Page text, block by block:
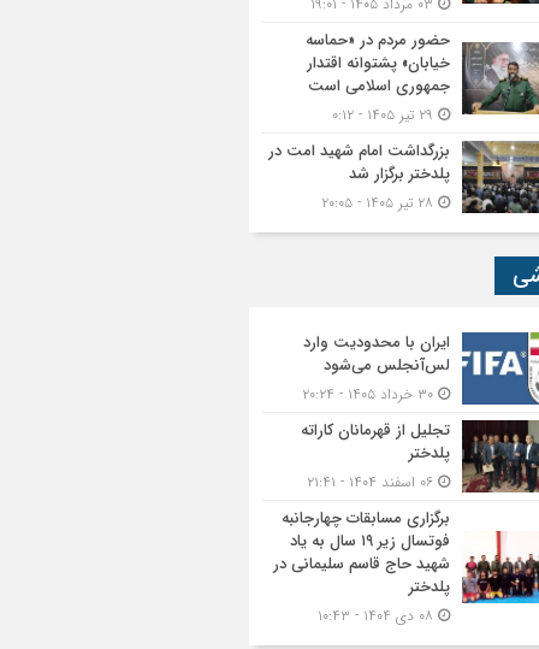
حضور مردم در «حماسه
خیابان» پشتوانه اقتدار
جمهوری اسلامی است
بزرگداشت امام شهید امت در
پلدختر برگزار شد
ایران با محدودیت وارد
لس‌آنجلس می‌شود
تجلیل از قهرمانان کاراته
پلدختر
برگزاری مسابقات چهارجانبه
فوتسال زیر ۱۹ سال به یاد
شهید حاج قاسم سلیمانی در
پلدختر